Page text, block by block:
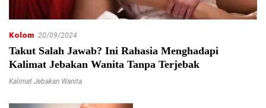
Kolom 20/09/2024
Takut Salah Jawab? Ini Rahasia Menghadapi
Kalimat Jebakan Wanita Tanpa Terjebak
Kalimat Jebakan Wanita